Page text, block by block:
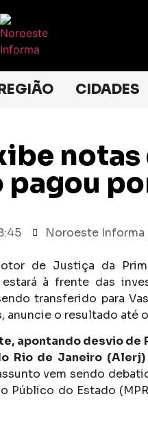
CIDADES
notas
Noroeste Informa
de Justiça da
à frente das
transferido para
anuncie o resultado até
apontando desvio de
Rio de Janeiro
vem sendo
Público do Estado